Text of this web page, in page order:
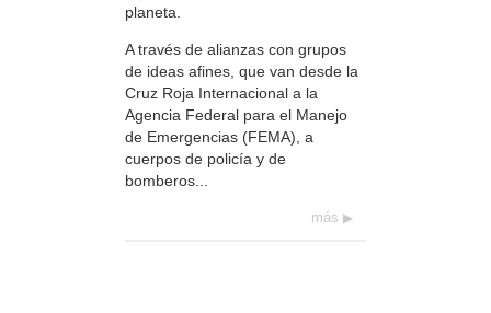
planeta.
A través de alianzas con grupos
de ideas afines, que van desde la
Cruz Roja Internacional a la
Agencia Federal para el Manejo
de Emergencias (FEMA), a
cuerpos de policía y de
bomberos...
más